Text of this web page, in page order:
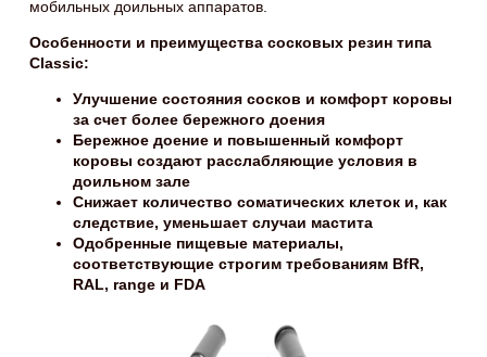
мобильных доильных аппаратов.
Особенности и преимущества сосковых резин типа
Classic:
Улучшение состояния сосков и комфорт коровы
за счет более бережного доения
Бережное доение и повышенный комфорт
коровы создают расслабляющие условия в
доильном зале
Снижает количество соматических клеток и, как
следствие, уменьшает случаи мастита
Одобренные пищевые материалы,
соответствующие строгим требованиям BfR,
RAL, range и FDA